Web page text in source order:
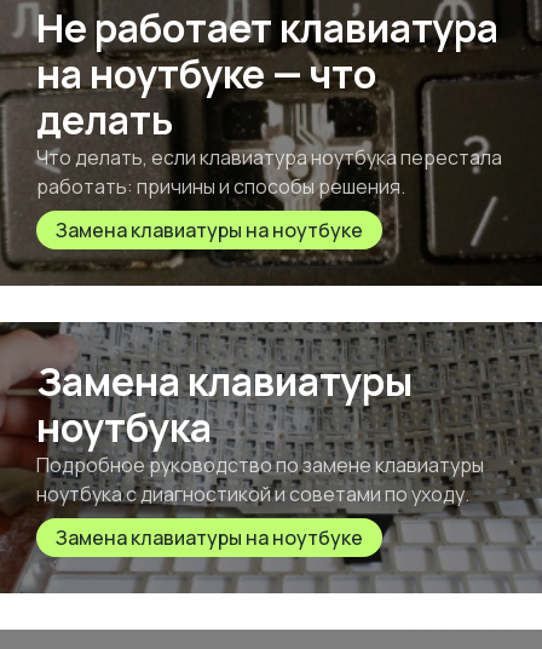
Не работает клавиатура
на ноутбуке — что
делать
Что делать, если клавиатура ноутбука перестала
работать: причины и способы решения.
Замена клавиатуры на ноутбуке
Замена клавиатуры
ноутбука
Подробное руководство по замене клавиатуры
ноутбука с диагностикой и советами по уходу.
Замена клавиатуры на ноутбуке